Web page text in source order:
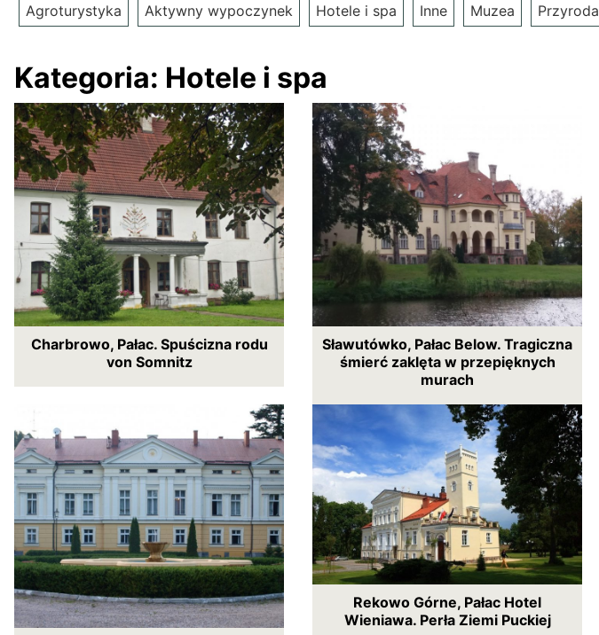
Agroturystyka Aktywny wypoczynek Hotele i spa Inne Muzea Przyroda
Kategoria: Hotele i spa
Charbrowo, Pałac. Spuścizna rodu
von Somnitz
Sławutówko, Pałac Below. Tragiczna
śmierć zaklęta w przepięknych
murach
Rekowo Górne, Pałac Hotel
Wieniawa. Perła Ziemi Puckiej